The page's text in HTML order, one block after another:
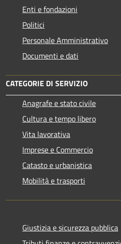
Enti e fondazioni
Politici
Personale Amministrativo
Documenti e dati
CATEGORIE DI SERVIZIO
Anagrafe e stato civile
Cultura e tempo libero
Vita lavorativa
Imprese e Commercio
Catasto e urbanistica
Mobilità e trasporti
Giustizia e sicurezza pubblica